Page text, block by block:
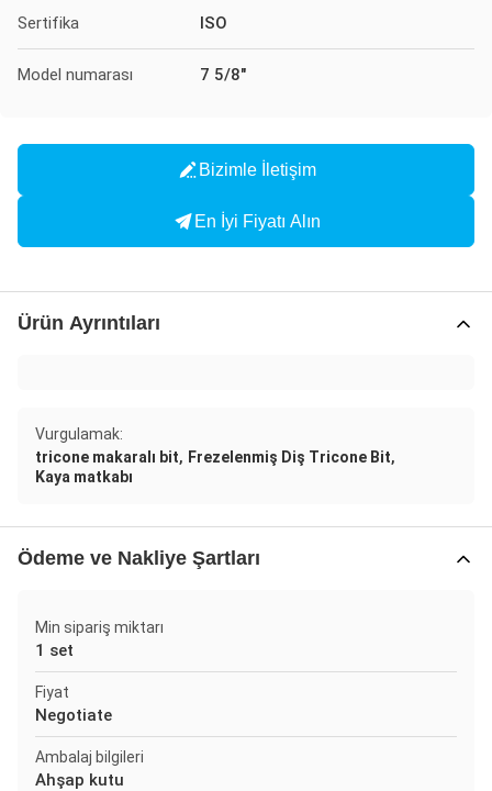
Sertifika ISO
Model numarası 7 5/8"
Bizimle İletişim
En İyi Fiyatı Alın
Ürün Ayrıntıları
Vurgulamak:
tricone makaralı bit, Frezelenmiş Diş Tricone Bit,
Kaya matkabı
Ödeme ve Nakliye Şartları
Min sipariş miktarı
1 set
Fiyat
Negotiate
Ambalaj bilgileri
Ahşap kutu